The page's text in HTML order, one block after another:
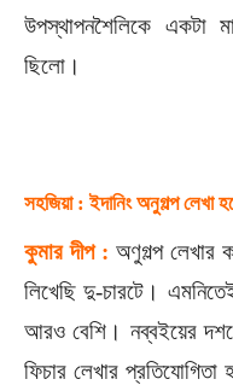
উপস্থাপনশৈলিকে একটা
ছিলো।
সহজিয়া : ইদানিং অনুগল্প লেখা
কুমার দীপ : অণুগল্প লেখার
লিখেছি দু-চারটে।
আরও বেশি। নব্বইয়ের
ফিচার লেখার